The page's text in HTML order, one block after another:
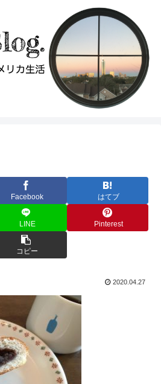
Facebook はてブ
LINE Pinterest
コピー
2020.04.27